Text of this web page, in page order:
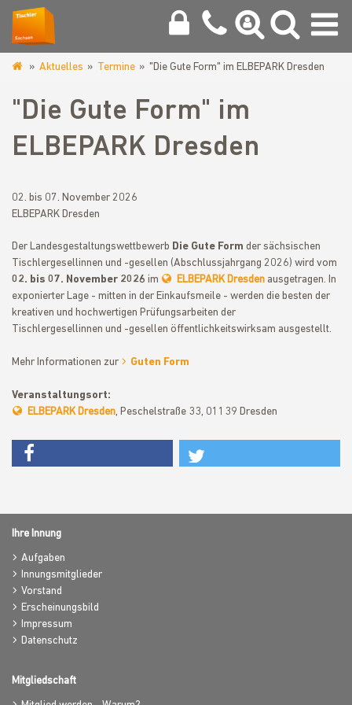
meissen.de
Aktuelles Termine "Die Gute Form" im ELBEPARK Dresden
"Die Gute Form" im
ELBEPARK Dresden
02. bis 07. November 2026
ELBEPARK Dresden
Der Landesgestaltungswettbewerb Die Gute Form der sächsischen
Tischlergesellinnen und -gesellen (Abschlussjahrgang 2026) wird vom
02. bis 07. November 2026 im ELBEPARK Dresden ausgetragen. In
exponierter Lage - mitten in der Einkaufsmeile - werden die besten der
kreativen und hochwertigen Prüfungsarbeiten der
Tischlergesellinnen und -gesellen öffentlichkeitswirksam ausgestellt.
Mehr Informationen zur Guten Form
Veranstaltungsort:
ELBEPARK Dresden, Peschelstraße 33, 01139 Dresden
Ihre Innung
Aufgaben
Innungsmitglieder
Vorstand
Erscheinungsbild
Impressum
Datenschutz
Mitgliedschaft